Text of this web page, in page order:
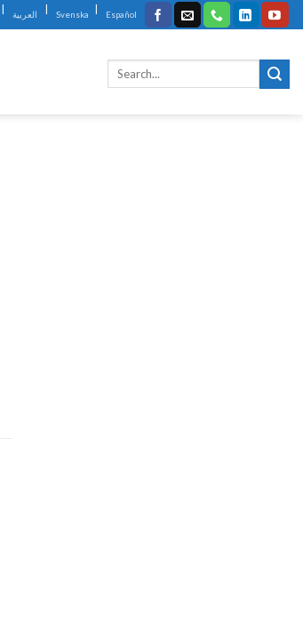
| العربية | Svenska | Español